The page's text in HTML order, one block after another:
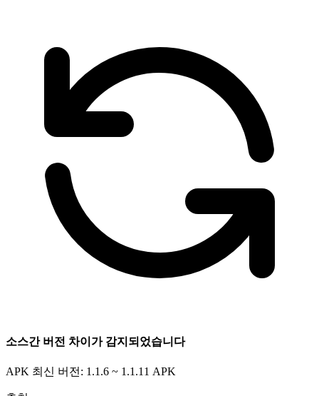
소스간 버전 차이가 감지되었습니다
APK 최신 버전: 1.1.6 ~ 1.1.11 APK